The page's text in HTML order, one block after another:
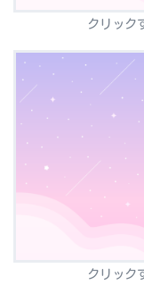
クリック
クリック